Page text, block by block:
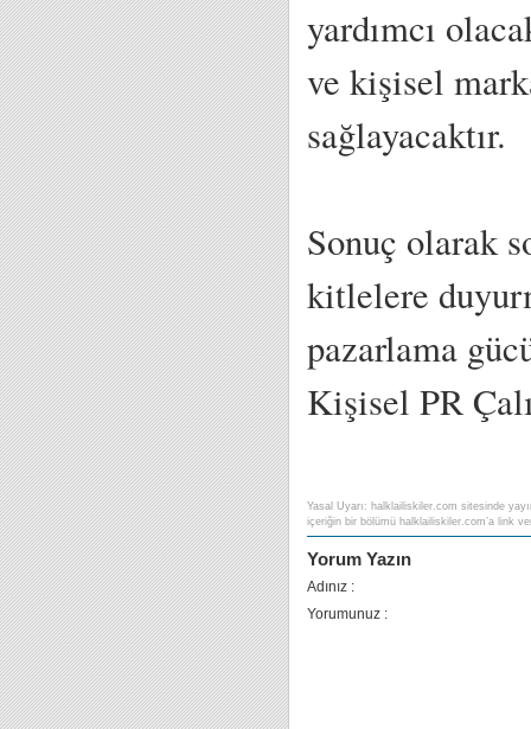
yardımcı
ve kişisel
sağlayacaktır.
Sonuç olarak
kitlelere
pazarlama
Kişisel PR
Yasal Uyarı: halklailiskiler.com sitesinde
içeriğin bir bölümü halklailiskiler.com’a link
Yorum Yazın
Adınız :
Yorumunuz :